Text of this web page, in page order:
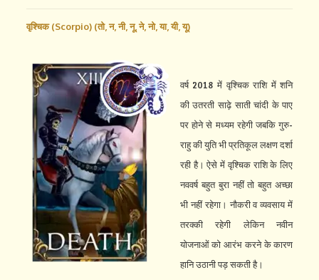
वृश्चिक (Scorpio) (तो,न,नी,नू,ने,नो,या,यी,यू)
वर्ष 2018 में वृश्चिक राशि में शनि
की उतरती साढ़े साती चांदी के पाए
पर होने से मध्यम रहेगी जबकि गुरु-
राहु की युति भी प्रतिकूल लक्षण दर्शा
रही है। ऐसे में वृश्चिक राशि के लिए
नववर्ष बहुत बुरा नहीं तो बहुत अच्छा
भी नहीं रहेगा। नौकरी व व्यवसाय में
तरक्की रहेगी लेकिन नवीन
योजनाओं को आरंभ करने के कारण
हानि उठानी पड़ सकती है।